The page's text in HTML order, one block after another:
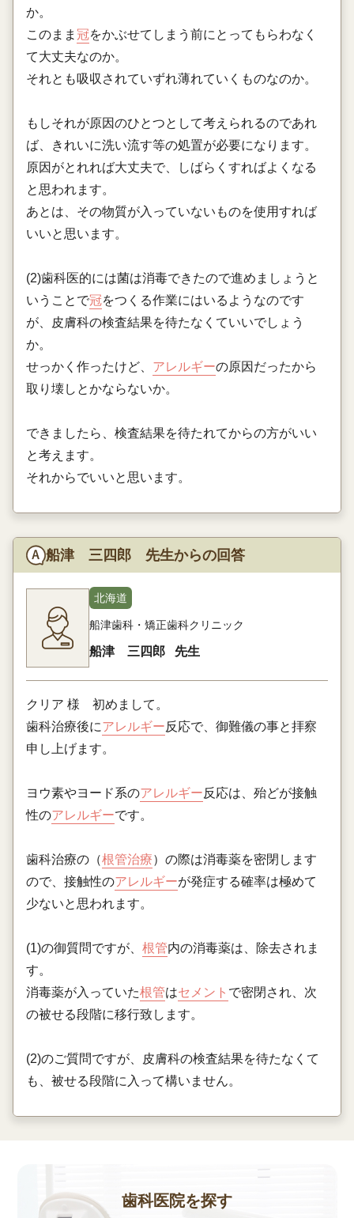
か。
このまま 冠をかぶせてしまう前にとってもらわなく
て大丈夫なのか。
それとも吸収されていずれ薄れていくものなのか。
もしそれが原因のひとつとして考えられるのであれ
ば、きれいに洗い流す等の処置が必要になります。
原因がとれれば大丈夫で、しばらくすればよくなる
と思われます。
あとは、その物質が入っていないものを使用すれば
いいと思います。
(2)歯科医的には菌は消毒できたので進めましょうと
いうことで冠をつくる作業にはいるようなのです
が、皮膚科の検査結果を待たなくていいでしょう
か。
せっかく作ったけど、 アレルギーの原因だったから
取り壊しとかならないか。
できましたら、検査結果を待たれてからの方がいい
と考えます。
それからでいいと思います。
船津 三四郎 先生からの回答
北海道
船津歯科・矯正歯科クリニック
船津 三四郎 先生
クリア 様 初めまして。
歯科治療後にアレルギー反応で、御難儀の事と拝察
申し上げます。
ヨウ素やヨード系のアレルギー反応は、殆どが接触
性のアレルギーです。
歯科治療の（根管治療）の際は消毒薬を密閉します
ので、接触性のアレルギーが発症する確率は極めて
少ないと思われます。
(1)の御質問ですが、 根管内の消毒薬は、除去されま
す。
消毒薬が入っていた根管はセメント で密閉され、次
の被せる段階に移行致します。
(2)のご質問ですが、皮膚科の検査結果を待たなくて
も、被せる段階に入って構いません。
歯科医院を探す